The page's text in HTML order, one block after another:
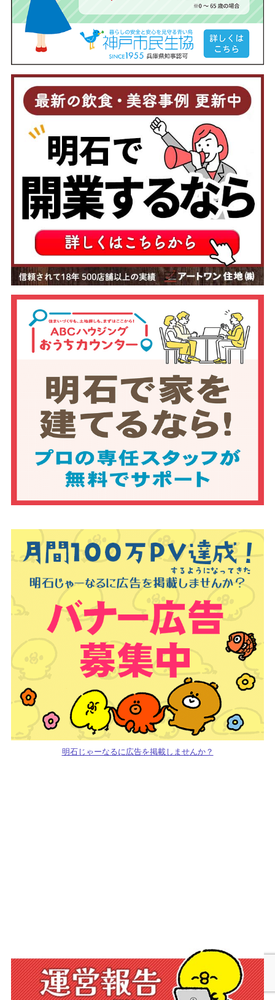
明石じゃーなるに広告を掲載しませんか？